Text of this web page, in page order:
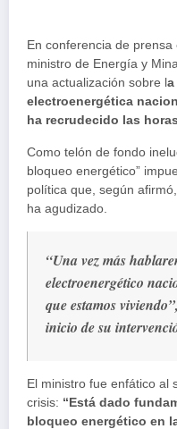
En conferencia de
ministro de Energía y
una actualización sobre l a
electroenergética
ha recrudecido las
Como telón de fondo
bloqueo energético”
política que, según
ha agudizado.
“Una vez más
electroenergético
que estamos
inicio de su
El ministro fue enfático al
crisis: “Está dado
bloqueo energético en